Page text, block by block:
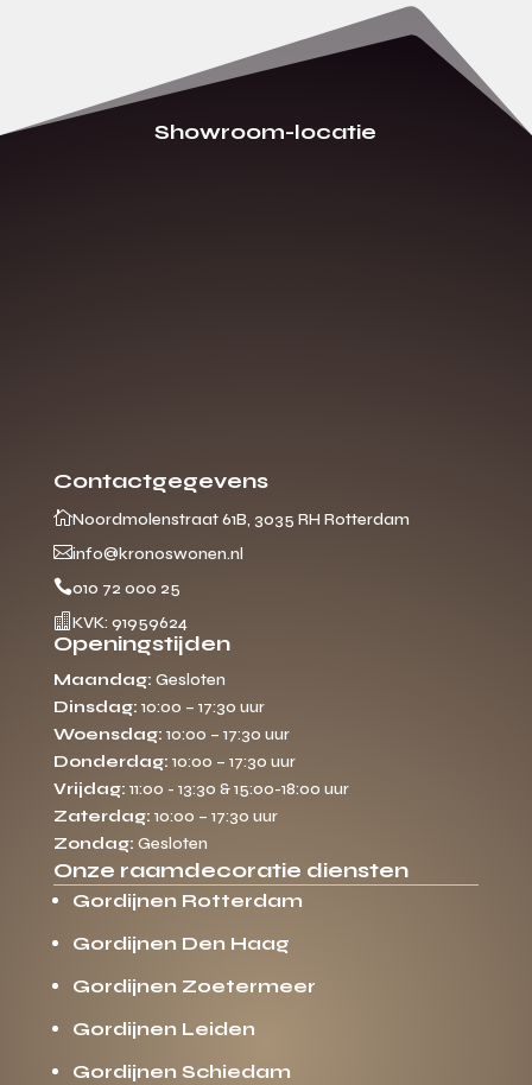
Showroom-locatie
Contactgegevens
Noordmolenstraat 61B, 3035 RH Rotterdam
info@kronoswonen.nl
010 72 000 25
 KVK: 91959624
Openingstijden
Maandag: Gesloten
Dinsdag: 10:00 – 17:30 uur
Woensdag: 10:00 – 17:30 uur
Donderdag: 10:00 – 17:30 uur
Vrijdag: 11:00 - 13:30 & 15:00-18:00 uur
Zaterdag: 10:00 – 17:30 uur
Zondag: Gesloten
Onze raamdecoratie diensten
Gordijnen Rotterdam
Gordijnen Den Haag
Gordijnen Zoetermeer
Gordijnen Leiden
Gordijnen Schiedam